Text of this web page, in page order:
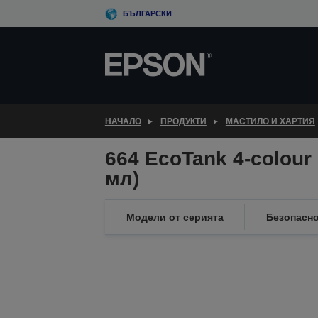
to
БЪЛГАРСКИ
НАЧАЛО ПРОДУКТИ МАСТИЛО И ХАРТИЯ
664 EcoTank 4-
мл)
Модели от серията